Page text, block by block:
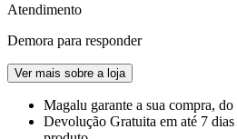
Atendimento
Demora para responder
Ver mais sobre a loja
Magalu garante a sua compra,
Devolução Gratuita em até 7